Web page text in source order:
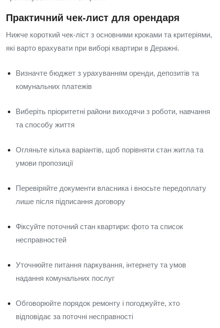
Практичний чек‑лист для орендаря
Нижче короткий чек‑ліст з основними кроками та критеріями,
які варто врахувати при виборі квартири в Деражні.
Визначте бюджет з урахуванням оренди, депозитів та
комунальних платежів
Виберіть пріоритетні райони виходячи з роботи, навчання
та способу життя
Огляньте кілька варіантів, щоб порівняти стан житла та
умови пропозиції
Перевіряйте документи власника і вносьте передоплату
лише після підписання договору
Фіксуйте поточний стан квартири: фото та список
несправностей
Уточнюйте питання паркування, інтернету та умов
надання комунальних послуг
Обговорюйте порядок ремонту і погоджуйте, хто
відповідає за поточні несправності